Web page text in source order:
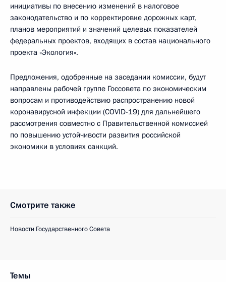
инициативы по внесению изменений в налоговое
законодательство и по корректировке дорожных карт,
планов мероприятий и значений целевых показателей
федеральных проектов, входящих в состав национального
проекта «Экология».
Предложения, одобренные на заседании комиссии, будут
направлены рабочей группе Госсовета по экономическим
вопросам и противодействию распространению новой
коронавирусной инфекции (COVID-19) для дальнейшего
рассмотрения совместно с Правительственной комиссией
по повышению устойчивости развития российской
экономики в условиях санкций.
Смотрите также
Новости Государственного Совета
Темы